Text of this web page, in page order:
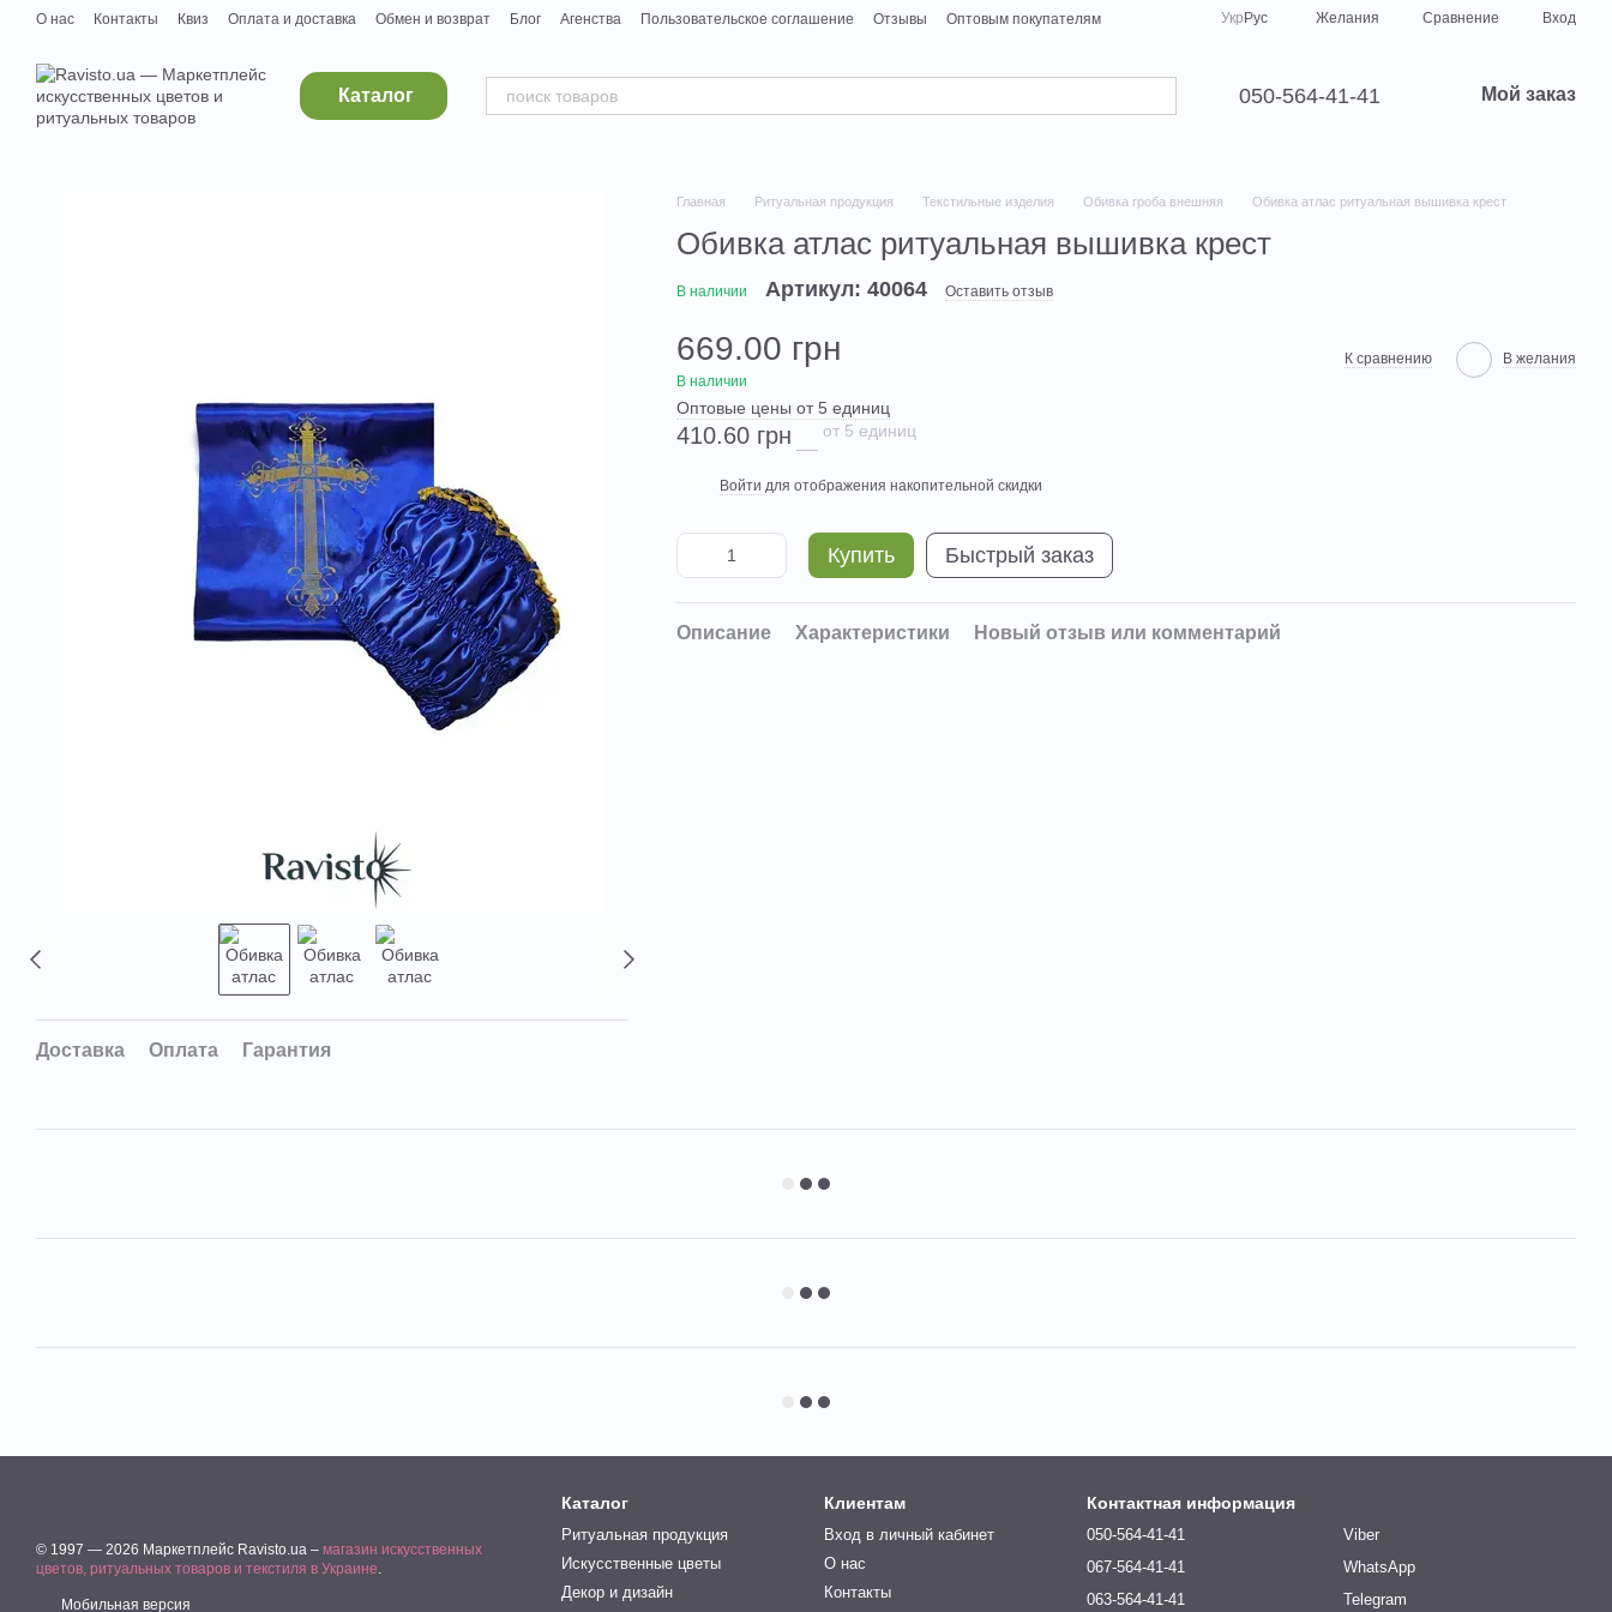
Перейти к основному контенту
О нас Контакты Квиз Оплата и доставка Обмен и возврат Блог Агенства Пользовательское соглашение Отзывы
Оптовым покупателям
Укр Рус Желания Сравнение Вход
Каталог 050-564-41-41 Мой заказ
Доставка Оплата Гарантия
Главная Ритуальная продукция Текстильные изделия Обивка гроба внешняя Обивка атлас ритуальная вышивка крест
Обивка атлас ритуальная вышивка крест
В наличии Артикул: 40064 Оставить отзыв
669.00 грн
В наличии
К сравнению В желания
Оптовые цены от 5 единиц
410.60 грн от 5 единиц
Войти для отображения накопительной скидки
Купить Быстрый заказ
Описание Характеристики Новый отзыв или комментарий
© 1997 — 2026 Маркетплейс Ravisto.ua – магазин искусственных
цветов, ритуальных товаров и текстиля в Украине.
Мобильная версия
Каталог
Ритуальная продукция
Искусственные цветы
Декор и дизайн
Клиентам
Вход в личный кабинет
О нас
Контакты
Контактная информация
050-564-41-41
067-564-41-41
063-564-41-41
Viber
WhatsApp
Telegram